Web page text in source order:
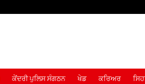
ਕੇਂਦਰੀ ਪੁਲਿਸ ਸੰਗਠਨ ਖੇਡ ਕਰਿਅਰ